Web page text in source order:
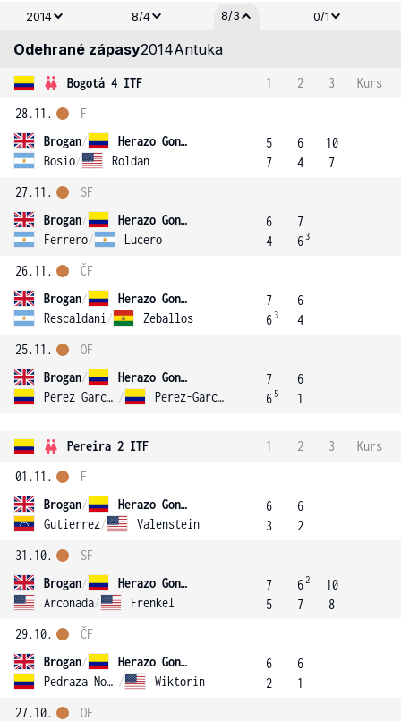
2014
8/4 8/3 0/1
Odehrané zápasy2014Antuka
Bogotá 4 ITF 1 2 3
Kurs
28.11.
Brogan/
Herazo Gonzalez
Bosio/ Roldan
F
5
7
6
4
10
7
27.11.
Brogan/
Herazo Gonzalez
Ferrero/ Lucero
SF
6
4
7
6 3
26.11.
Brogan/
Herazo Gonzalez
Rescaldani / Zeballos
ČF
7
6 3
6
4
25.11.
Brogan/
Herazo Gonzalez
Perez Garcia / Perez-Garcia
OF
7
6 5
6
1
Pereira 2 ITF 1 2 3
Kurs
01.11.
Brogan/
Herazo Gonzalez
Gutierrez/ Valenstein
F
6
3
6
2
31.10.
Brogan/
Herazo Gonzalez
Arconada/ Frenkel
SF
7
5
62
7
10
8
29.10.
Brogan/
Herazo Gonzalez
Pedraza Novak / Wiktorin
ČF
6
2
6
1
27.10.
OF